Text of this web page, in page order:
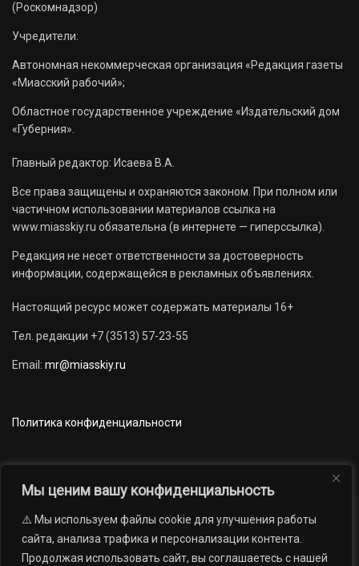
Мы ценим вашу конфиденциальность
⚠️ Мы используем файлы cookie для улучшения работы
сайта, анализа трафика и персонализации контента.
Продолжая использовать сайт, вы соглашаетесь с нашей
(Роскомнадзор)
Учредители:
Автономная некоммерческая организация «Редакция газеты
«Миасский рабочий»;
Областное государственное учреждение «Издательский дом
«Губерния».
Главный редактор: Исаева В.А.
Все права защищены и охраняются законом. При полном или
частичном использовании материалов ссылка на
www.miasskiy.ru обязательна (в интернете — гиперссылка).
Редакция не несет ответственности за достоверность
информации, содержащейся в рекламных объявлениях.
Настоящий ресурс может содержать материалы 16+
Тел. редакции +7 (3513) 57-23-55
Email: mr@miasskiy.ru
Политика конфиденциальности
Новости Наши проекты
Официально
АРХИВ
16+